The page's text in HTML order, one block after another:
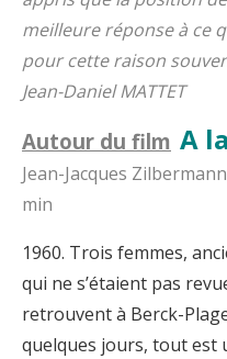
meilleure réponse à ce
pour cette raison
Jean-Daniel MATTET
Autour du film A
Jean-Jacques
min
1960. Trois femmes,
qui ne s’étaient pas
retrouvent à Berck-
quelques jours, tout est